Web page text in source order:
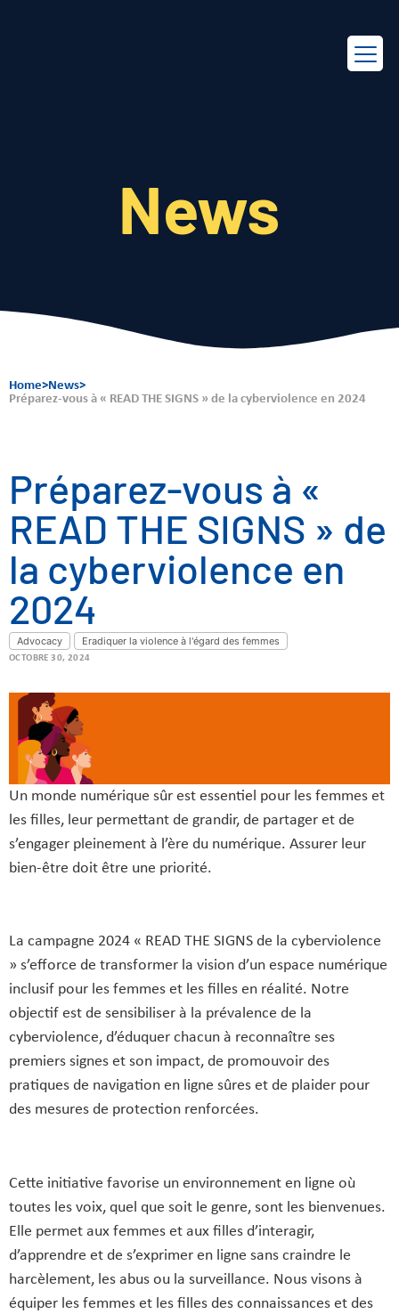
News
Home>News>
Préparez-vous à « READ THE SIGNS » de la cyberviolence en 2024
Préparez-vous à «
READ THE SIGNS » de
la cyberviolence en
2024
Advocacy Eradiquer la violence à l'égard des femmes
OCTOBRE 30, 2024
Un monde numérique sûr est essentiel pour les femmes et
les filles, leur permettant de grandir, de partager et de
s’engager pleinement à l’ère du numérique. Assurer leur
bien-être doit être une priorité.
La campagne 2024 « READ THE SIGNS de la cyberviolence
» s’efforce de transformer la vision d’un espace numérique
inclusif pour les femmes et les filles en réalité. Notre
objectif est de sensibiliser à la prévalence de la
cyberviolence, d’éduquer chacun à reconnaître ses
premiers signes et son impact, de promouvoir des
pratiques de navigation en ligne sûres et de plaider pour
des mesures de protection renforcées.
Cette initiative favorise un environnement en ligne où
toutes les voix, quel que soit le genre, sont les bienvenues.
Elle permet aux femmes et aux filles d’interagir,
d’apprendre et de s’exprimer en ligne sans craindre le
harcèlement, les abus ou la surveillance. Nous visons à
équiper les femmes et les filles des connaissances et des